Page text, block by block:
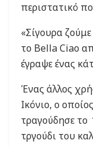
περιστατικό
«Σίγουρα
το Bella Ciao
έγραψε ένας
Ένας άλλος
Ικόνιο, ο
τραγούδησε το
τργούδι του